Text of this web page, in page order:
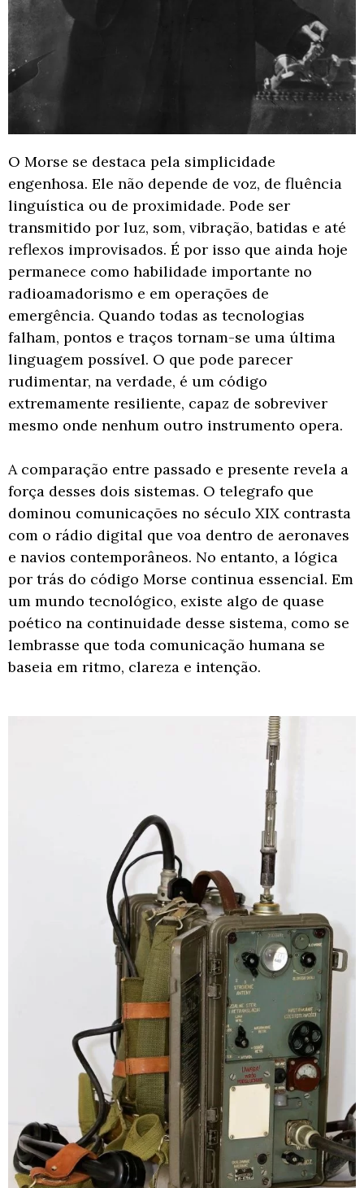
O Morse se destaca pela simplicidade
engenhosa. Ele não depende de voz, de fluência
linguística ou de proximidade. Pode ser
transmitido por luz, som, vibração, batidas e até
reflexos improvisados. É por isso que ainda hoje
permanece como habilidade importante no
radioamadorismo e em operações de
emergência. Quando todas as tecnologias
falham, pontos e traços tornam-se uma última
linguagem possível. O que pode parecer
rudimentar, na verdade, é um código
extremamente resiliente, capaz de sobreviver
mesmo onde nenhum outro instrumento opera.
A comparação entre passado e presente revela a
força desses dois sistemas. O telegrafo que
dominou comunicações no século XIX contrasta
com o rádio digital que voa dentro de aeronaves
e navios contemporâneos. No entanto, a lógica
por trás do código Morse continua essencial. Em
um mundo tecnológico, existe algo de quase
poético na continuidade desse sistema, como se
lembrasse que toda comunicação humana se
baseia em ritmo, clareza e intenção.